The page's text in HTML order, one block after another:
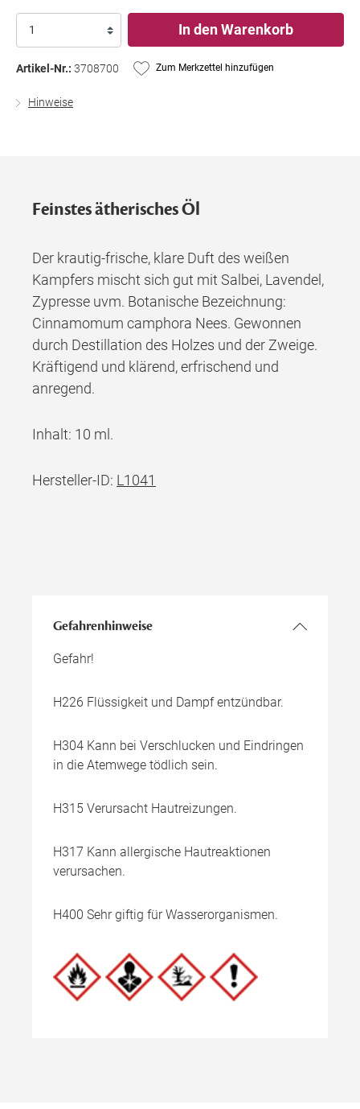
In den Warenkorb
Artikel-Nr.: 3708700 Zum Merkzettel hinzufügen
Hinweise
Feinstes ätherisches Öl
Der krautig-frische, klare Duft des weißen
Kampfers mischt sich gut mit Salbei, Lavendel,
Zypresse uvm. Botanische Bezeichnung:
Cinnamomum camphora Nees. Gewonnen
durch Destillation des Holzes und der Zweige.
Kräftigend und klärend, erfrischend und
anregend.
Inhalt: 10 ml.
Hersteller-ID: L1041
Gefahrenhinweise
Gefahr!
H226 Flüssigkeit und Dampf entzündbar.
H304 Kann bei Verschlucken und Eindringen
in die Atemwege tödlich sein.
H315 Verursacht Hautreizungen.
H317 Kann allergische Hautreaktionen
verursachen.
H400 Sehr giftig für Wasserorganismen.